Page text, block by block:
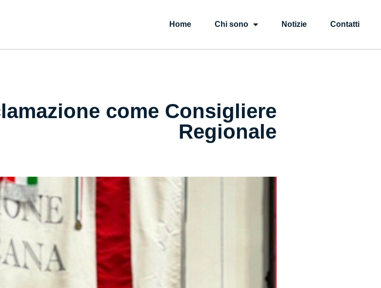
Home Chi sono Notizie Contatti
come Consigliere
Regionale